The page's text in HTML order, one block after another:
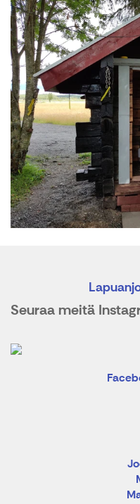
Seuraa meitä